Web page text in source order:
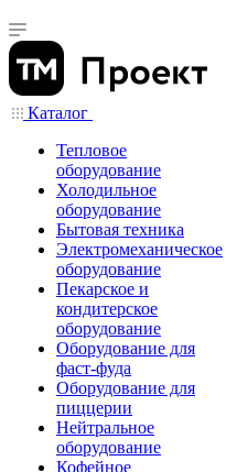
Каталог
Тепловое
оборудование
Холодильное
оборудование
Бытовая техника
Электромеханическое
оборудование
Пекарское и
кондитерское
оборудование
Оборудование для
фаст-фуда
Оборудование для
пиццерии
Нейтральное
оборудование
Кофейное